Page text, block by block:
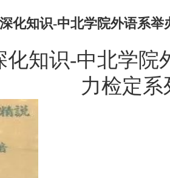
化知识-中北学院外语系
化知识-中北学
力检定系